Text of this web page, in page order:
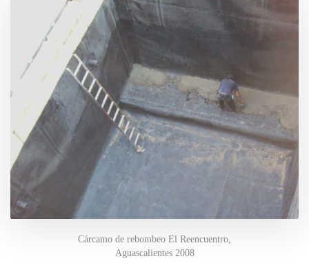
Cárcamo de rebombeo El Reencuentro,
Aguascalientes 2008